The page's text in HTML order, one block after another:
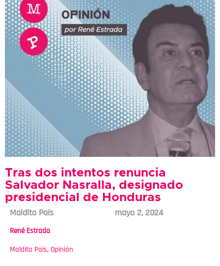
Tras dos intentos renuncia
Salvador Nasralla, designado
presidencial de Honduras
Maldito País mayo 2, 2024
René Estrada
Maldito País, Opinión